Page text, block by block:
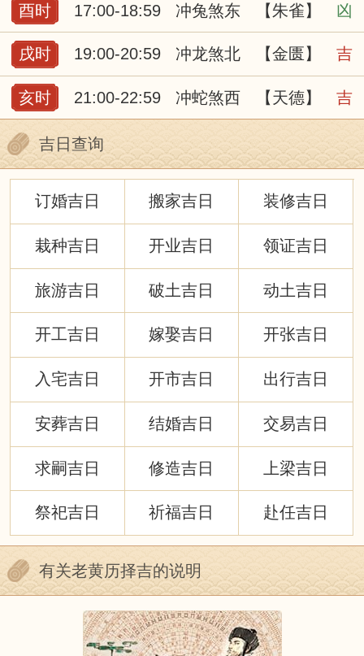
酉时 17:00-18:59 冲兔煞东 【朱雀】 凶
戌时 19:00-20:59 冲龙煞北 【金匮】 吉
亥时 21:00-22:59 冲蛇煞西 【天德】 吉
吉日查询
订婚吉日 搬家吉日 装修吉日
栽种吉日 开业吉日 领证吉日
旅游吉日 破土吉日 动土吉日
开工吉日 嫁娶吉日 开张吉日
入宅吉日 开市吉日 出行吉日
安葬吉日 结婚吉日 交易吉日
求嗣吉日 修造吉日 上梁吉日
祭祀吉日 祈福吉日 赴任吉日
有关老黄历择吉的说明